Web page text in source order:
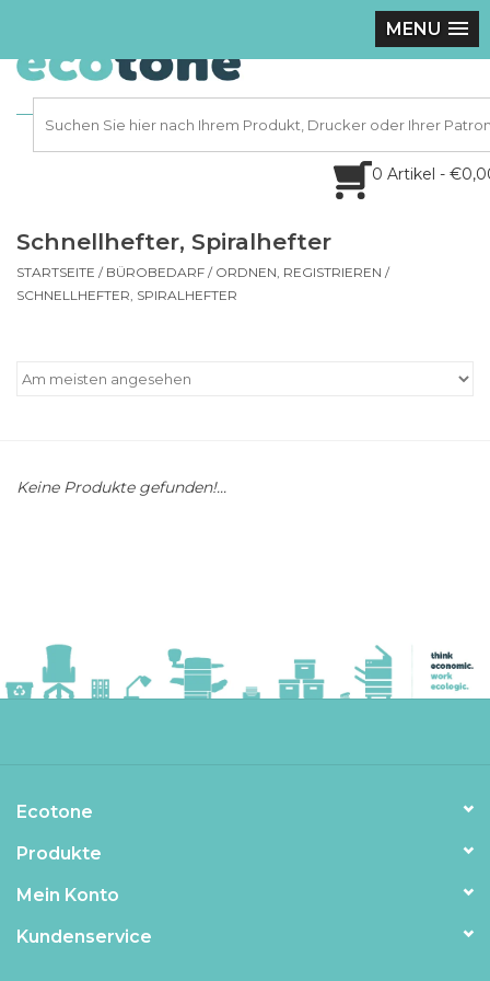
MENU
0 Artikel -
Schnellhefter, Spiralhefter
STARTSEITE / BÜROBEDARF / ORDNEN, REGISTRIEREN /
SCHNELLHEFTER, SPIRALHEFTER
Keine Produkte gefunden!...
Ecotone
Produkte
Mein Konto
Kundenservice